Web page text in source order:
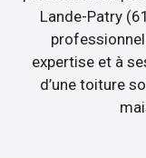
Lande-Patry
expertise et à
d’une toiture